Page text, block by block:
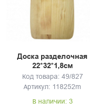
Доска разделочная
22*32*1,8см
прямоугольная береза
ТМ Guter Baum
Код товара: 49/827
Артикул: 118252m
В наличии: 3